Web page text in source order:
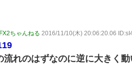
FX2ちゃんねる 2016/11/10(木) 20:06:20.06
流れのはずなのに逆に大きく